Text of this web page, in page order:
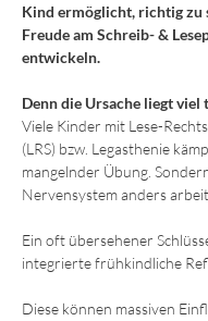
Kind ermöglicht, richtig zu
Freude am Schreib- &
entwickeln.
Denn die Ursache liegt viel
Viele Kinder mit Lese-
(LRS) bzw. Legasthenie
mangelnder Übung.
Nervensystem anders
Ein oft übersehener
integrierte frühkindliche
Diese können massiven